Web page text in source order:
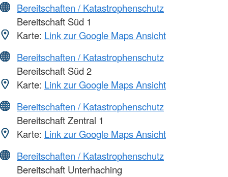
Bereitschaften / Katastrophenschutz
Bereitschaft Süd 1
Karte: Link zur Google Maps Ansicht
Bereitschaften / Katastrophenschutz
Bereitschaft Süd 2
Karte: Link zur Google Maps Ansicht
Bereitschaften / Katastrophenschutz
Bereitschaft Zentral 1
Karte: Link zur Google Maps Ansicht
Bereitschaften / Katastrophenschutz
Bereitschaft Unterhaching